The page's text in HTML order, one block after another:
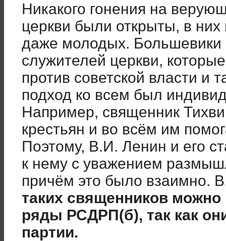
Никакого гонения на
церкви были открыты, в
даже молодых. Большевики
служителей церкви,
против советской власти и
подход ко всем был
Например, священник
крестьян и во всём им
Поэтому, В.И. Ленин и его
к нему с уважением
причём это было взаимно.
таких священников
ряды РСДРП(б), так как
партии.